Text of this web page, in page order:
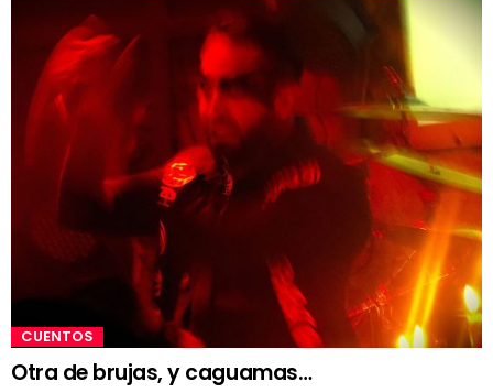
CUENTOS
Otra de brujas, y caguamas…